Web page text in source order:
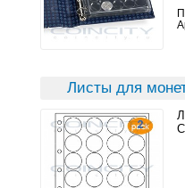
Листы для